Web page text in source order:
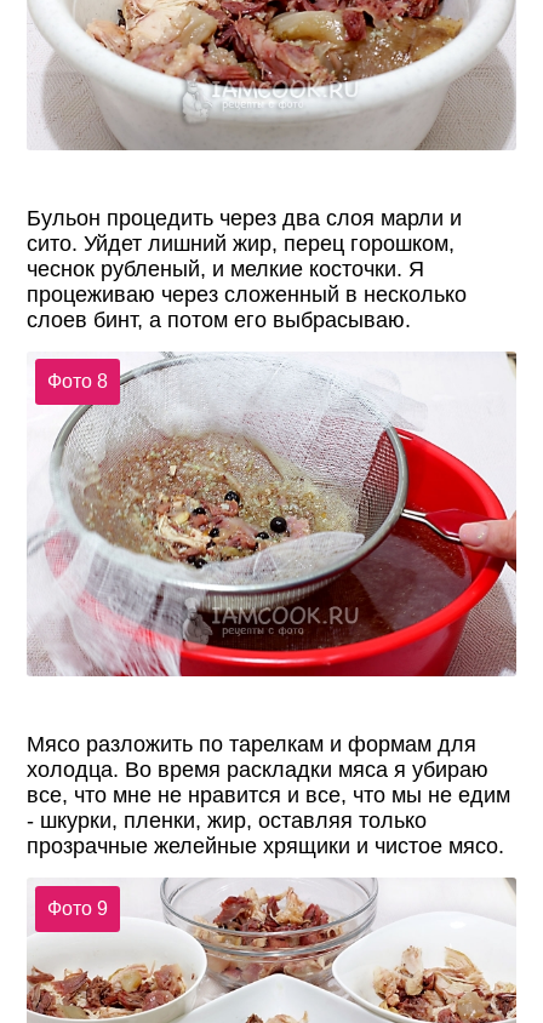
Бульон процедить через два слоя марли и
сито. Уйдет лишний жир, перец горошком,
чеснок рубленый, и мелкие косточки. Я
процеживаю через сложенный в несколько
слоев бинт, а потом его выбрасываю.
Фото 8
Мясо разложить по тарелкам и формам для
холодца. Во время раскладки мяса я убираю
все, что мне не нравится и все, что мы не едим
- шкурки, пленки, жир, оставляя только
прозрачные желейные хрящики и чистое мясо.
Фото 9